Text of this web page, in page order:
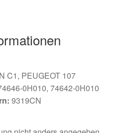
C1, PEUGEOT 107
0H010, 74642-0H010
9319CN